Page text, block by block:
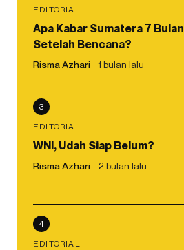
EDITORIAL
Apa Kabar Sumatera 7 Bulan
Setelah Bencana?
Risma Azhari 1 bulan lalu
3
EDITORIAL
WNI, Udah Siap Belum?
Risma Azhari 2 bulan lalu
4
EDITORIAL